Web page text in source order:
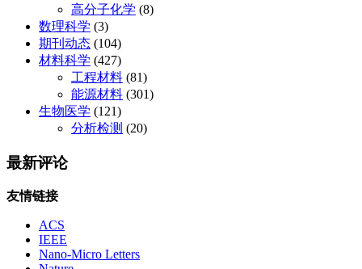
高分子化学 (8)
数理科学 (3)
期刊动态 (104)
材料科学 (427)
工程材料 (81)
能源材料 (301)
生物医学 (121)
分析检测 (20)
最新评论
友情链接
ACS
IEEE
Nano-Micro Letters